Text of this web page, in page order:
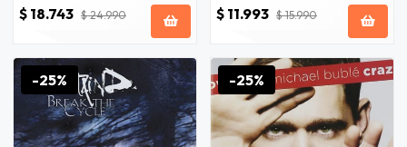
GRANDES MAESTROS DE
LA OPERA (5CD+LIBRO)
$ 18.743 $ 24.990
BURN 1CD
$ 11.993 $ 15.990
-25% -25%